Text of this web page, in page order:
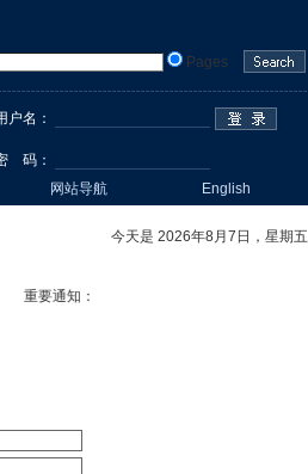
Pages
户名 ：
码：
网站导航 English
今天是 2026年8月7日，星期五
重要通知：